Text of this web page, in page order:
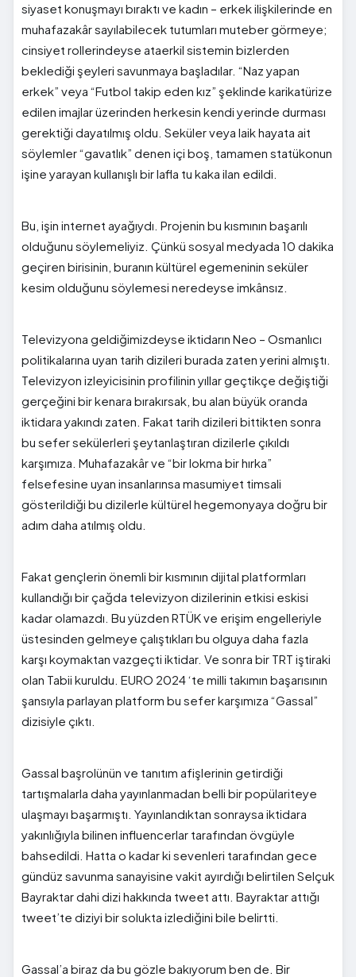
siyaset konuşmayı bıraktı ve kadın – erkek ilişkilerinde en
muhafazakâr sayılabilecek tutumları muteber görmeye;
cinsiyet rollerindeyse ataerkil sistemin bizlerden
beklediği şeyleri savunmaya başladılar. “Naz yapan
erkek” veya “Futbol takip eden kız” şeklinde karikatürize
edilen imajlar üzerinden herkesin kendi yerinde durması
gerektiği dayatılmış oldu. Seküler veya laik hayata ait
söylemler “gavatlık” denen içi boş, tamamen statükonun
işine yarayan kullanışlı bir lafla tu kaka ilan edildi.
Bu, işin internet ayağıydı. Projenin bu kısmının başarılı
olduğunu söylemeliyiz. Çünkü sosyal medyada 10 dakika
geçiren birisinin, buranın kültürel egemeninin seküler
kesim olduğunu söylemesi neredeyse imkânsız.
Televizyona geldiğimizdeyse iktidarın Neo – Osmanlıcı
politikalarına uyan tarih dizileri burada zaten yerini almıştı.
Televizyon izleyicisinin profilinin yıllar geçtikçe değiştiği
gerçeğini bir kenara bırakırsak, bu alan büyük oranda
iktidara yakındı zaten. Fakat tarih dizileri bittikten sonra
bu sefer sekülerleri şeytanlaştıran dizilerle çıkıldı
karşımıza. Muhafazakâr ve “bir lokma bir hırka”
felsefesine uyan insanlarınsa masumiyet timsali
gösterildiği bu dizilerle kültürel hegemonyaya doğru bir
adım daha atılmış oldu.
Fakat gençlerin önemli bir kısmının dijital platformları
kullandığı bir çağda televizyon dizilerinin etkisi eskisi
kadar olamazdı. Bu yüzden RTÜK ve erişim engelleriyle
üstesinden gelmeye çalıştıkları bu olguya daha fazla
karşı koymaktan vazgeçti iktidar. Ve sonra bir TRT iştiraki
olan Tabii kuruldu. EURO 2024 ‘te milli takımın başarısının
şansıyla parlayan platform bu sefer karşımıza “Gassal”
dizisiyle çıktı.
Gassal başrolünün ve tanıtım afişlerinin getirdiği
tartışmalarla daha yayınlanmadan belli bir popülariteye
ulaşmayı başarmıştı. Yayınlandıktan sonraysa iktidara
yakınlığıyla bilinen influencerlar tarafından övgüyle
bahsedildi. Hatta o kadar ki sevenleri tarafından gece
gündüz savunma sanayisine vakit ayırdığı belirtilen Selçuk
Bayraktar dahi dizi hakkında tweet attı. Bayraktar attığı
tweet’te diziyi bir solukta izlediğini bile belirtti.
Gassal’a biraz da bu gözle bakıyorum ben de. Bir